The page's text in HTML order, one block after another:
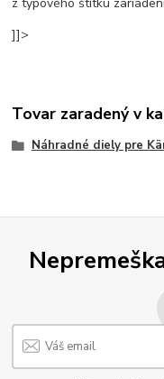
z typového štítku
]]>
Tovar zaradený v
Náhradné diely pre